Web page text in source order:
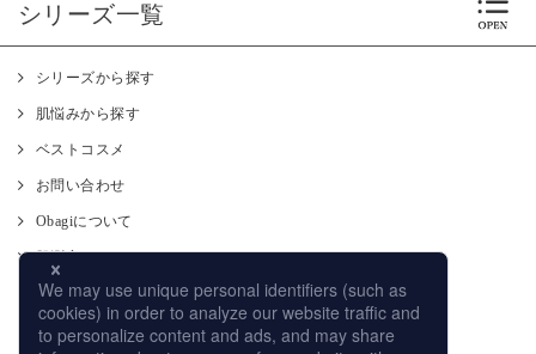
シリーズ一覧
シリーズから探す
肌悩みから探す
ベストコスメ
お問い合わせ
Obagiについて
肌測定
使い方
CM